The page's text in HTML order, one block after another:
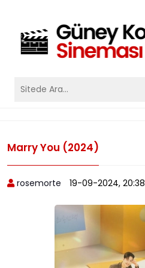
Marry You (2024)
rosemorte 19-09-2024, 20:38